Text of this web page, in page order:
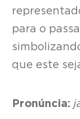
para o
que este
Pronúncia: